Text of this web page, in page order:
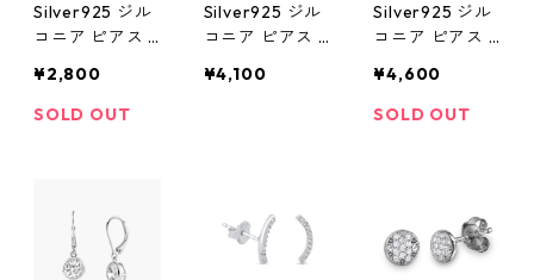
Silver925 ジル
コニア ピアス 5
¥2,800
SOLD OUT
Silver925 ジル
コニア ピアス 1
¥4,100
Silver925 ジル
コニア ピアス 1
¥4,600
SOLD OUT